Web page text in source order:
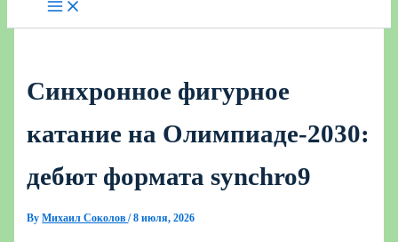
Синхронное фигурное
катание на Олимпиаде‑2030:
дебют формата synchro9
ByМихаил Соколов/8 июля, 2026